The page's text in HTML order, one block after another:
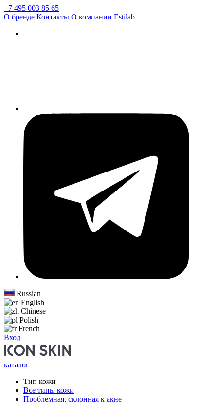
+7 495 003 85 65
О бренде Контакты О компании Estilab
Russian
English
Chinese
Polish
French
Вход
каталог
Тип кожи
Все типы кожи
Проблемная, склонная к акне